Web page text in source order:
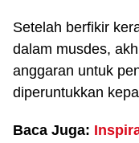
Setelah berfikir
dalam musdes,
anggaran untuk
diperuntukkan
Baca Juga: